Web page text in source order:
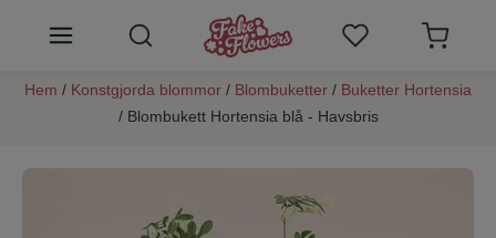
Konstgjorda blommor
Rumsdoft blommor
Hem / Konstgjorda blommor / Blombuketter / Buketter Hortensia
/ Blombukett Hortensia blå - Havsbris